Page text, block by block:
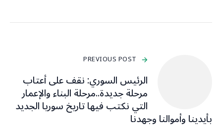
PREVIOUS POST
‏الرئيس السوري: نقف على أعتاب
مرحلة جديدة..مرحلة البناء والإعمار
التي نكتب فيها تاريخ سوريا الجديد
بأيدينا وأموالنا وجهدنا